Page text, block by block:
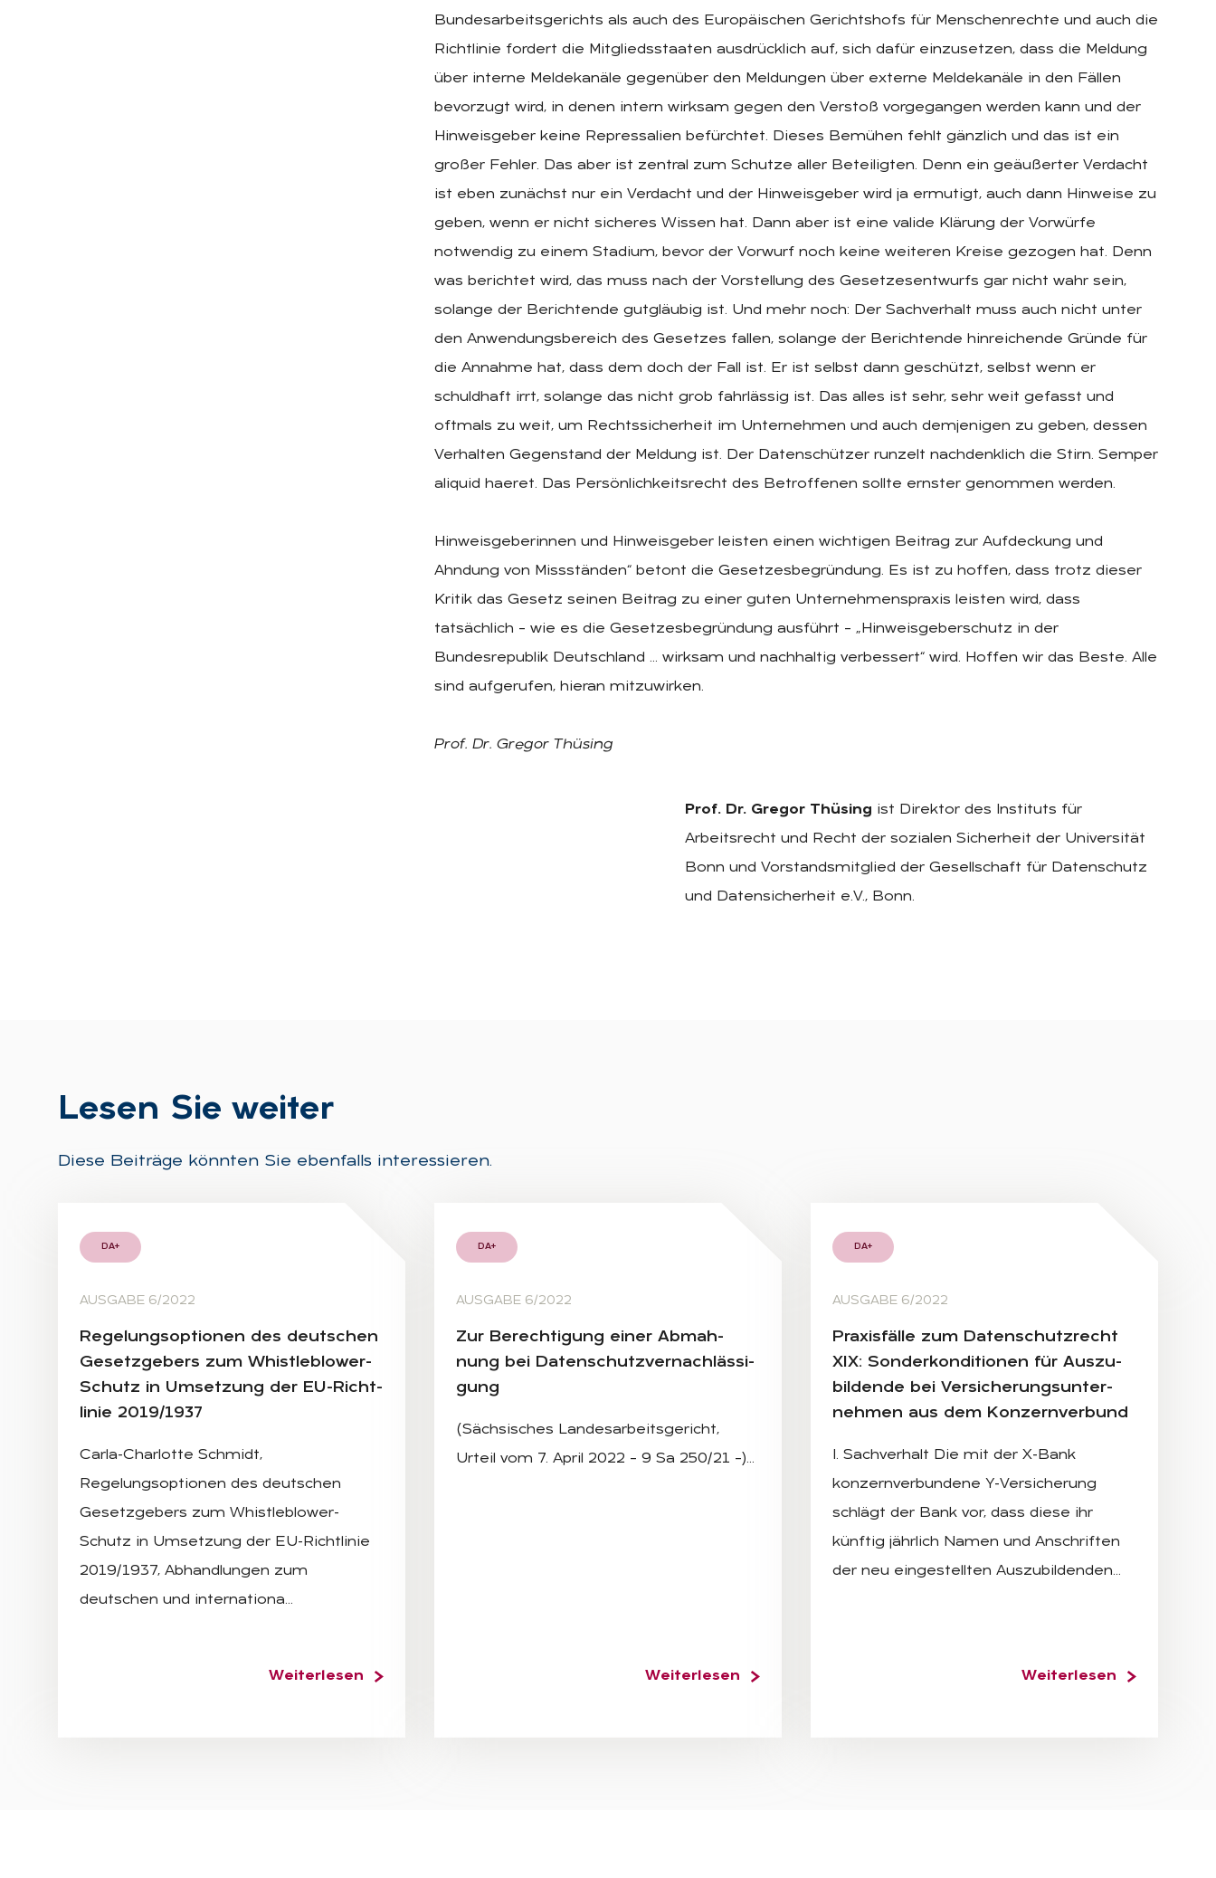
Bundesarbeitsgerichts als auch des Europäischen Gerichtshofs für Menschenrechte und auch die
Richtlinie fordert die Mitgliedsstaaten ausdrücklich auf, sich dafür einzusetzen, dass die Meldung
über interne Meldekanäle gegenüber den Meldungen über externe Meldekanäle in den Fällen
bevorzugt wird, in denen intern wirksam gegen den Verstoß vorgegangen werden kann und der
Hinweisgeber keine Repressalien befürchtet. Dieses Bemühen fehlt gänzlich und das ist ein
großer Fehler. Das aber ist zentral zum Schutze aller Beteiligten. Denn ein geäußerter Verdacht
ist eben zunächst nur ein Verdacht und der Hinweisgeber wird ja ermutigt, auch dann Hinweise zu
geben, wenn er nicht sicheres Wissen hat. Dann aber ist eine valide Klärung der Vorwürfe
notwendig zu einem Stadium, bevor der Vorwurf noch keine weiteren Kreise gezogen hat. Denn
was berichtet wird, das muss nach der Vorstellung des Gesetzesentwurfs gar nicht wahr sein,
solange der Berichtende gutgläubig ist. Und mehr noch: Der Sachverhalt muss auch nicht unter
den Anwendungsbereich des Gesetzes fallen, solange der Berichtende hinreichende Gründe für
die Annahme hat, dass dem doch der Fall ist. Er ist selbst dann geschützt, selbst wenn er
schuldhaft irrt, solange das nicht grob fahrlässig ist. Das alles ist sehr, sehr weit gefasst und
oftmals zu weit, um Rechtssicherheit im Unternehmen und auch demjenigen zu geben, dessen
Verhalten Gegenstand der Meldung ist. Der Datenschützer runzelt nachdenklich die Stirn. Semper
aliquid haeret. Das Persönlichkeitsrecht des Betroffenen sollte ernster genommen werden.
Hinweisgeberinnen und Hinweisgeber leisten einen wichtigen Beitrag zur Aufdeckung und
Ahndung von Missständen“ betont die Gesetzesbegründung. Es ist zu hoffen, dass trotz dieser
Kritik das Gesetz seinen Beitrag zu einer guten Unternehmenspraxis leisten wird, dass
tatsächlich – wie es die Gesetzesbegründung ausführt – „Hinweisgeberschutz in der
Bundesrepublik Deutschland … wirksam und nachhaltig verbessert“ wird. Hoffen wir das Beste. Alle
sind aufgerufen, hieran mitzuwirken.
Prof. Dr. Gregor Thüsing
Prof. Dr. Gregor Thüsing ist Direktor des Instituts für
Arbeitsrecht und Recht der sozialen Sicherheit der Universität
Bonn und Vorstandsmitglied der Gesellschaft für Datenschutz
und Datensicherheit e.V., Bonn.
Le­sen Sie wei­ter
Diese Beiträge könnten Sie ebenfalls interessieren.
DA+
AUSGABE 6/2022
Re­ge­lungs­op­tio­nen des deut­schen
Ge­setz­ge­bers zum Whist­leb­lo­wer-
Schutz in Um­set­zung der EU-Richt­
li­nie 2019/1937
Carla-Charlotte Schmidt,
Regelungsoptionen des deutschen
Gesetzgebers zum Whistleblower-
Schutz in Umsetzung der EU-Richtlinie
2019/1937, Abhandlungen zum
deutschen und internationa…
Weiterlesen
DA+
AUSGABE 6/2022
Zur Be­rech­ti­gung ei­ner Ab­mah­
nung bei Da­ten­schutz­ver­nach­läs­si­
gung
(Sächsisches Landesarbeitsgericht,
Urteil vom 7. April 2022 – 9 Sa 250/21 –)…
Weiterlesen
DA+
AUSGABE 6/2022
Pra­xis­fäl­le zum Da­ten­schutz­recht
XIX: Son­der­kon­di­tio­nen für Aus­zu­
bil­den­de bei Ver­si­che­rungs­un­ter­
neh­men aus dem Kon­zern­ver­bund
I. Sachverhalt Die mit der X-Bank
konzernverbundene Y-Versicherung
schlägt der Bank vor, dass diese ihr
künftig jährlich Namen und Anschriften
der neu eingestellten Auszubildenden…
Weiterlesen